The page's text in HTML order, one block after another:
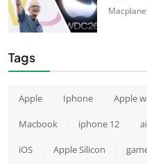
Tags
Apple Iphone Apple
Macbook iphone 12
iOS Apple Silicon